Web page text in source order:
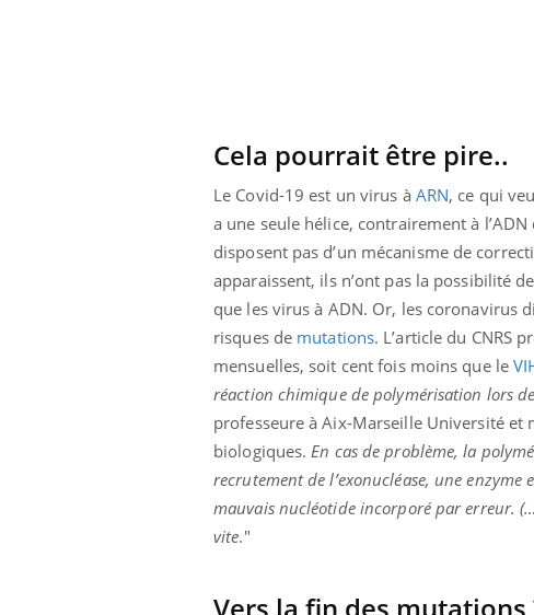
Cela pourrait être pire..
Le Covid-19 est un virus à ARN, ce qui
a une seule hélice, contrairement à
disposent pas d’un mécanisme de
apparaissent, ils n’ont pas la possibilité
que les virus à ADN. Or, les coronavirus
risques de mutations. L’article du CNRS
mensuelles, soit cent fois moins que le
réaction chimique depolymérisation lors
professeure à Aix-Marseille Université
biologiques. En cas de problème, la
recrutement de l’exonucléase, une enzyme
mauvais nucléotide incorporé par erreur.
vite."
Vers la fin des mutations